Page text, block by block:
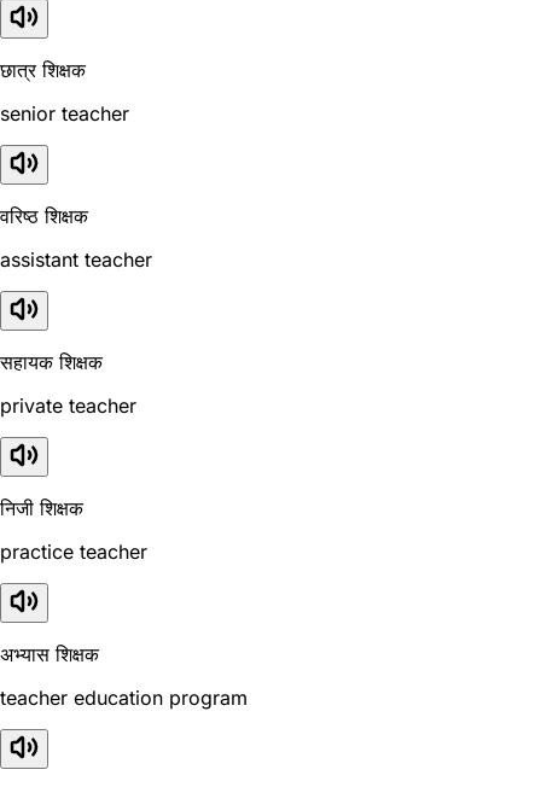
छात्र शिक्षक
senior teacher
वरिष्ठ शिक्षक
assistant teacher
सहायक शिक्षक
private teacher
निजी शिक्षक
practice teacher
अभ्यास शिक्षक
teacher education program